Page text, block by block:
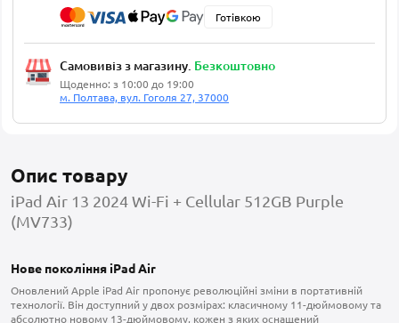
Готівкою
Самовивіз з магазину. Безкоштовно
Щоденно: з 10:00 до 19:00
м. Полтава, вул. Гоголя 27, 37000
Опис товару
iPad Air 13 2024 Wi-Fi + Cellular 512GB Purple
(MV733)
Нове покоління iPad Air
Оновлений Apple iPad Air пропонує революційні зміни в портативній
технології. Він доступний у двох розмірах: класичному 11-дюймовому та
абсолютно новому 13-дюймовому, кожен з яких оснащений